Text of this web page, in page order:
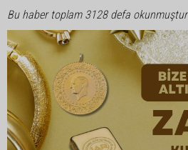
Bu haber toplam 3128 defa okunmuştur